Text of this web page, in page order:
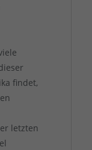
findet,
letzten